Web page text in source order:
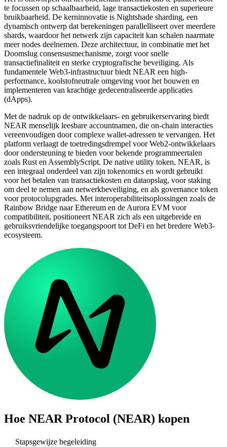
te focussen op schaalbaarheid, lage transactiekosten en superieure
bruikbaarheid. De kerninnovatie is Nightshade sharding, een
dynamisch ontwerp dat berekeningen parallelliseert over meerdere
shards, waardoor het netwerk zijn capaciteit kan schalen naarmate
meer nodes deelnemen. Deze architectuur, in combinatie met het
Doomslug consensusmechanisme, zorgt voor snelle
transactiefinaliteit en sterke cryptografische beveiliging. Als
fundamentele Web3-infrastructuur biedt NEAR een high-
performance, koolstofneutrale omgeving voor het bouwen en
implementeren van krachtige gedecentraliseerde applicaties
(dApps).
Met de nadruk op de ontwikkelaars- en gebruikerservaring biedt
NEAR menselijk leesbare accountnamen, die on-chain interacties
vereenvoudigen door complexe wallet-adressen te vervangen. Het
platform verlaagt de toetredingsdrempel voor Web2-ontwikkelaars
door ondersteuning te bieden voor bekende programmeertalen
zoals Rust en AssemblyScript. De native utility token, NEAR, is
een integraal onderdeel van zijn tokenomics en wordt gebruikt
voor het betalen van transactiekosten en dataopslag, voor staking
om deel te nemen aan netwerkbeveiliging, en als governance token
voor protocolupgrades. Met interoperabiliteitsoplossingen zoals de
Rainbow Bridge naar Ethereum en de Aurora EVM voor
compatibiliteit, positioneert NEAR zich als een uitgebreide en
gebruiksvriendelijke toegangspoort tot DeFi en het bredere Web3-
ecosysteem.
Hoe NEAR Protocol (NEAR) kopen
Stapsgewijze begeleiding